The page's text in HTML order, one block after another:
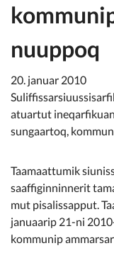
Politikki
Takornariat
Imminut
Kommunimi
Kommune pillugu
nuuppoq
20. januar 2010
atuartut
sungaartoq,
Taamaattumik
saaffiginninnerit
mut pisalissapput.
januaarip 21-ni
kommunip